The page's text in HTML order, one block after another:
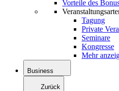
Vorteile des
Tagung
Private
Seminare
Kongresse
Mehr
Business
Zurück